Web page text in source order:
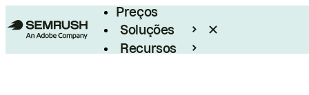
Preços
Soluções
Recursos